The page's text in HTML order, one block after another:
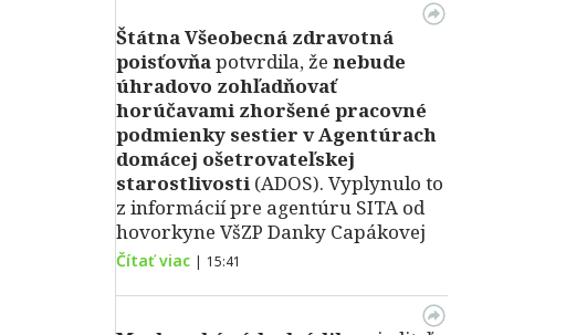
Štátna Všeobecná zdravotná
poisťovňapotvrdila, že nebude
úhradovo zohľadňovať
horúčavami zhoršené pracovné
podmienky sestier v Agentúrach
domácej ošetrovateľskej
starostlivosti (ADOS). Vyplynulo to
z informácií pre agentúru SITA od
hovorkyne VšZP Danky Capákovej
Čítať viac | 15:41